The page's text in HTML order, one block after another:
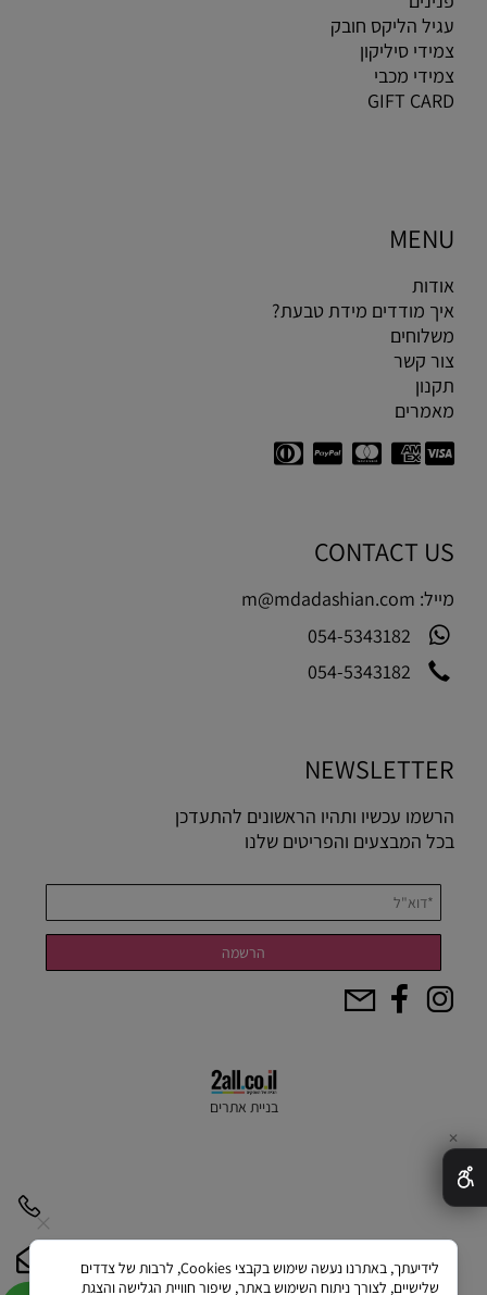
עגיל הליקס חובק
צמידי סיליקון
צמידי מכבי
GIFT CARD
MENU
אודות
איך מודדים מידת טבעת?
משלוחים
צור קשר
תקנון
מאמרים
CONTACT US
מייל: m@mdadashian.com
054-5343182
054-5343182
NEWSLETTER
הרשמו עכשיו ותהיו הראשונים להתעדכן
בכל המבצעים והפריטים שלנו
בניית אתרים
✕
לידיעתך, באתרנו נעשה שימוש בקבצי Cookies, לרבות של צדדים
שלישיים, לצורך ניתוח השימוש באתר, שיפור חוויית הגלישה והצגת